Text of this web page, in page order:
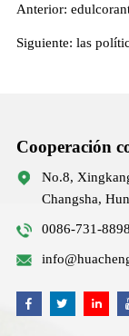
Cooperación
No.8,
Changsha,
0086-731-